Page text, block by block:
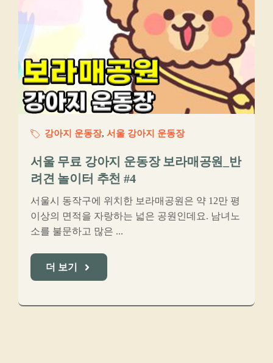
강아지 운동장, 서울 강아지 운동장
서울 무료 강아지 운동장 보라매공원_반
려견 놀이터 추천 #4
서울시 동작구에 위치한 보라매공원은 약 12만 평
이상의 면적을 자랑하는 넓은 공원인데요. 남녀노
소를 불문하고 많은 ...
더 보기